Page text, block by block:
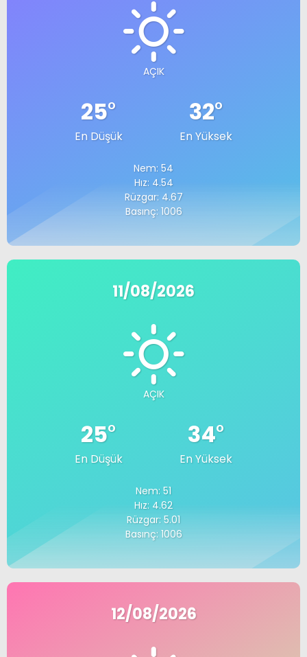
AÇIK
25°
En Düşük
32°
En Yüksek
Nem: 54
Hız: 4.54
Rüzgar: 4.67
Basınç: 1006
11/08/2026
AÇIK
25°
En Düşük
34°
En Yüksek
Nem: 51
Hız: 4.62
Rüzgar: 5.01
Basınç: 1006
12/08/2026